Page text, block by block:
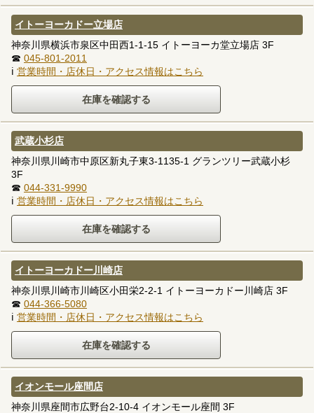
イトーヨーカドー立場店
神奈川県横浜市泉区中田西1-1-15 イトーヨーカ堂立場店 3F
☎ 045-801-2011
ℹ 営業時間・店休日・アクセス情報はこちら
武蔵小杉店
神奈川県川崎市中原区新丸子東3-1135-1 グランツリー武蔵小杉
3F
☎ 044-331-9990
ℹ 営業時間・店休日・アクセス情報はこちら
イトーヨーカドー川崎店
神奈川県川崎市川崎区小田栄2-2-1 イトーヨーカドー川崎店 3F
☎ 044-366-5080
ℹ 営業時間・店休日・アクセス情報はこちら
イオンモール座間店
神奈川県座間市広野台2-10-4 イオンモール座間 3F